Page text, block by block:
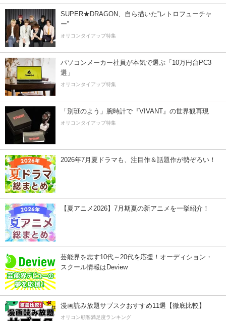
SUPER★DRAGON、自ら描いた”レトロフューチャ
ー”
オリコンタイアップ特集
パソコンメーカー社員が本気で選ぶ「10万円台PC3
選」
オリコンタイアップ特集
「別班のよう」腕時計で『VIVANT』の世界観再現
オリコンタイアップ特集
2026年7月夏ドラマも、注目作＆話題作が勢ぞろい！
【夏アニメ2026】7月期夏の新アニメを一挙紹介！
芸能界を志す10代～20代を応援！オーディション・
スクール情報はDeview
漫画読み放題サブスクおすすめ11選【徹底比較】
オリコン顧客満足度ランキング